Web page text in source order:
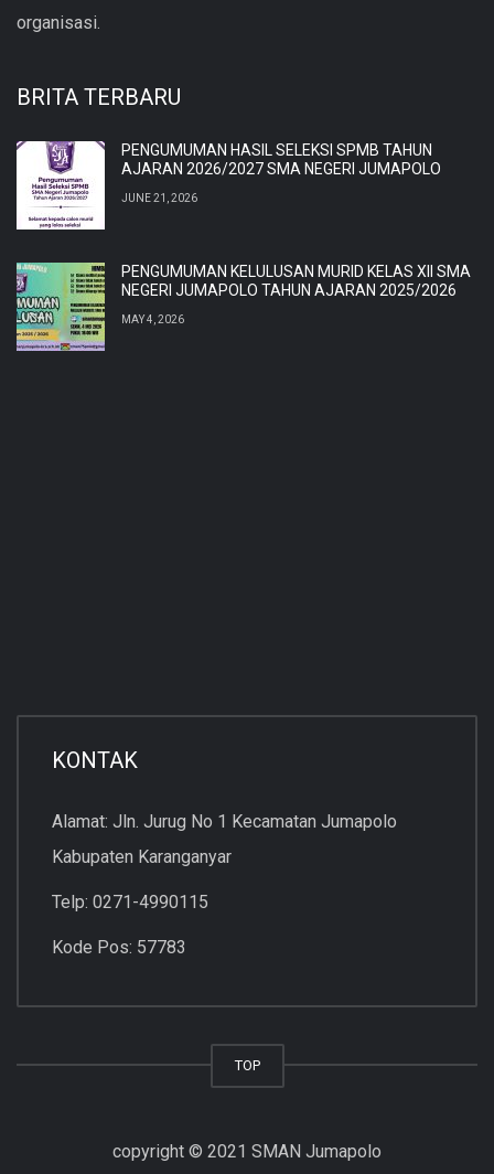
organisasi.
BRITA TERBARU
PENGUMUMAN HASIL SELEKSI SPMB TAHUN
AJARAN 2026/2027 SMA NEGERI JUMAPOLO
JUNE 21, 2026
PENGUMUMAN KELULUSAN MURID KELAS XII SMA
NEGERI JUMAPOLO TAHUN AJARAN 2025/2026
MAY 4, 2026
KONTAK
Alamat: Jln. Jurug No 1 Kecamatan Jumapolo
Kabupaten Karanganyar
Telp: 0271-4990115
Kode Pos: 57783
TOP
copyright © 2021 SMAN Jumapolo